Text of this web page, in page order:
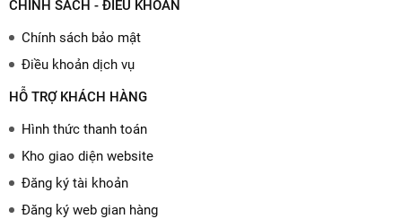
CHÍNH SÁCH - ĐIỀU KHOẢN
Chính sách bảo mật
Điều khoản dịch vụ
HỖ TRỢ KHÁCH HÀNG
Hình thức thanh toán
Kho giao diện website
Đăng ký tài khoản
Đăng ký web gian hàng